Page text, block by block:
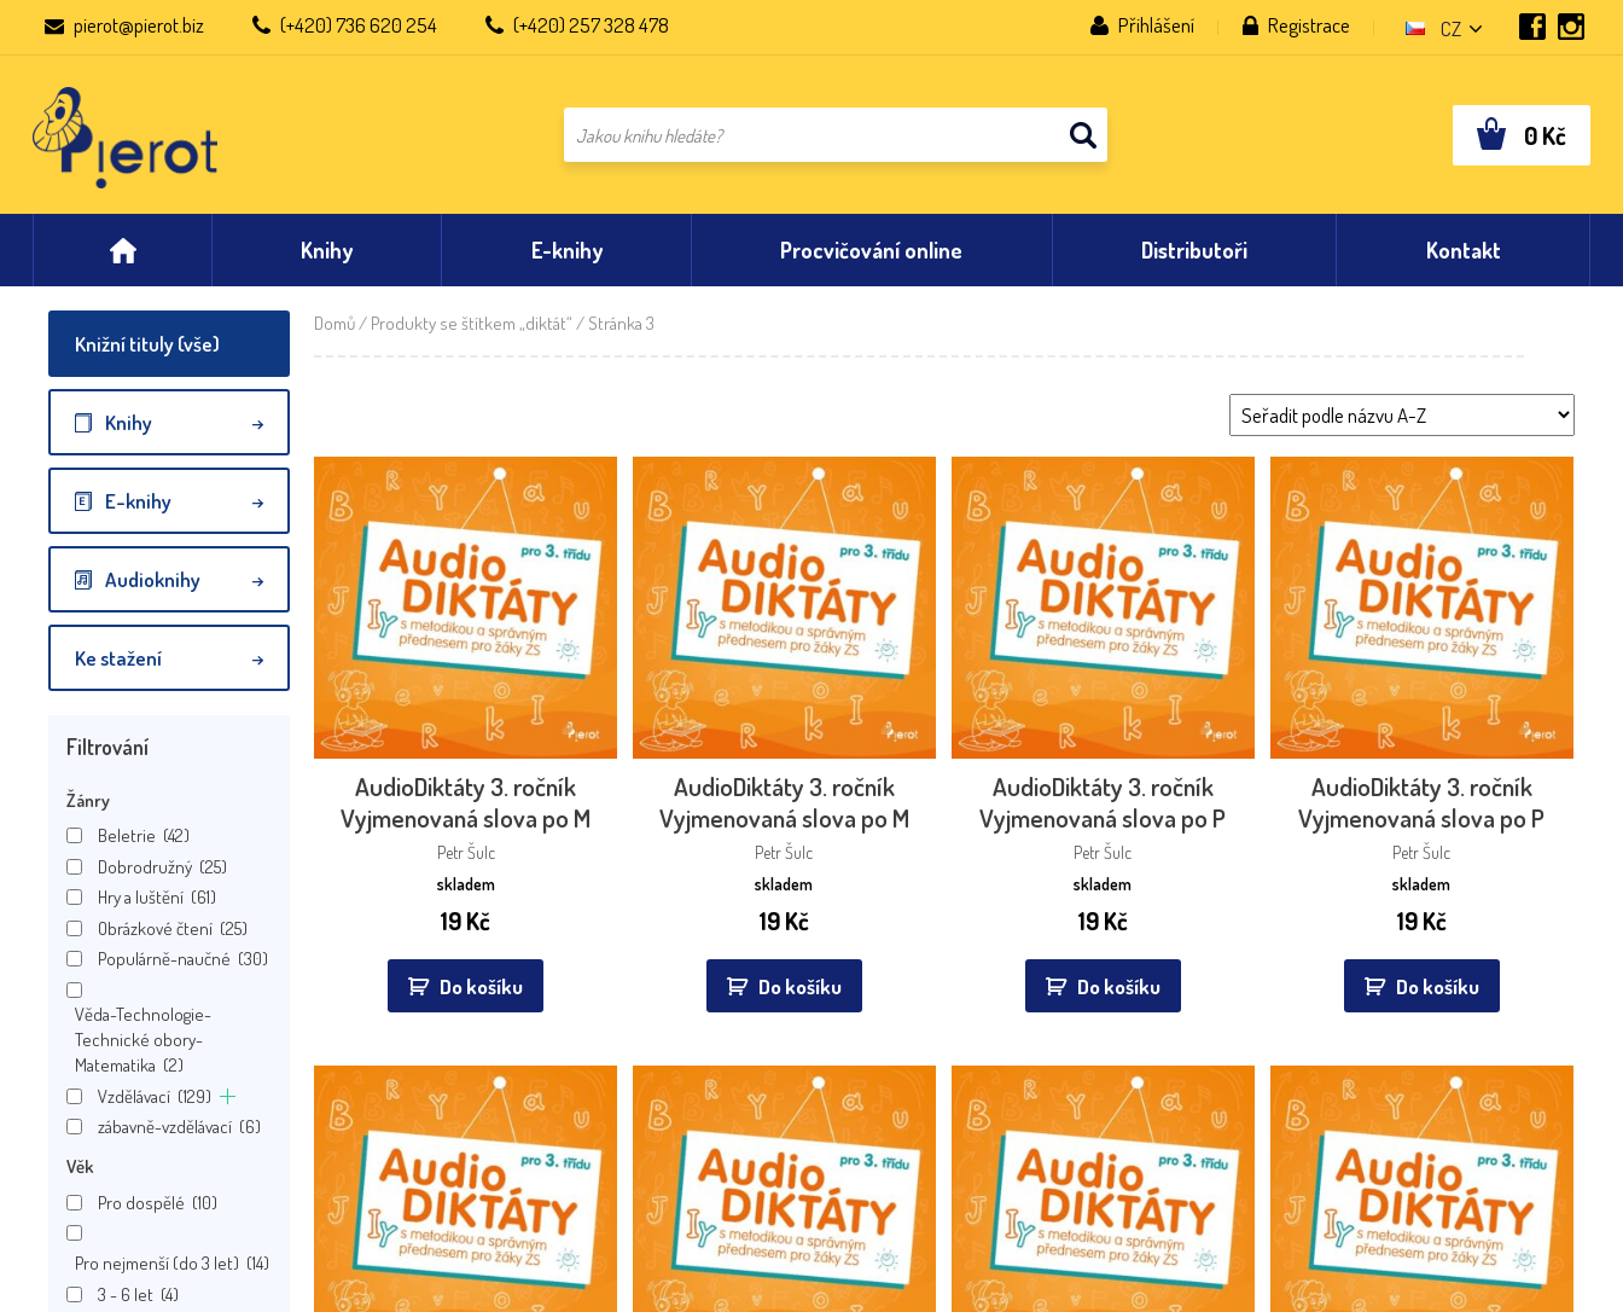
pierot@pierot.biz (+420) 736 620 254 (+420) 257 328 478 Přihlášení Registrace CZ
0Kč
Knihy E-knihy Procvičování online Distributoři Kontakt
Knižní tituly (vše)
Knihy
E-knihy
Audioknihy
Ke stažení
Filtrování
Žánry
Beletrie (42)
Dobrodružný (25)
Hry a luštění (61)
Obrázkové čtení (25)
Populárně-naučné (30)
Věda-Technologie-
Technické obory-
Matematika (2)
Vzdělávací (129)
zábavně-vzdělávací (6)
Věk
Pro dospělé (10)
Pro nejmenší (do 3 let) (14)
3 - 6 let (4)
Domů/ Produkty se štítkem „diktát“ / Stránka 3
AudioDiktáty 3. ročník
Vyjmenovaná slova po M
Petr Šulc
skladem
19Kč
Do košíku
AudioDiktáty 3. ročník
Vyjmenovaná slova po M
Petr Šulc
skladem
19Kč
Do košíku
AudioDiktáty 3. ročník
Vyjmenovaná slova po P
Petr Šulc
skladem
19Kč
Do košíku
AudioDiktáty 3. ročník
Vyjmenovaná slova po P
Petr Šulc
skladem
19Kč
Do košíku